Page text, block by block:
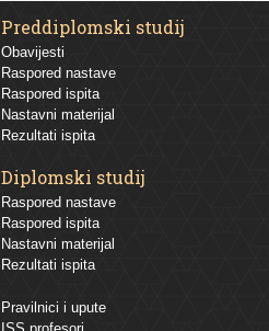
Preddiplomski studij
Obavijesti
Raspored nastave
Raspored ispita
Nastavni materijal
Rezultati ispita
Diplomski studij
Raspored nastave
Raspored ispita
Nastavni materijal
Rezultati ispita
Pravilnici i upute